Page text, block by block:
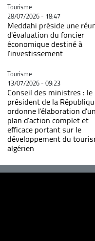
Catégorie
Tourisme
28/07/2026 - 18:47
Meddahi préside une
d'évaluation du foncier
économique destiné à
l'investissement
Catégorie
Tourisme
13/07/2026 - 09:23
Conseil des ministres : le
président de la
ordonne l'élaboration d'un
plan d'action complet et
efficace portant sur le
développement du
algérien